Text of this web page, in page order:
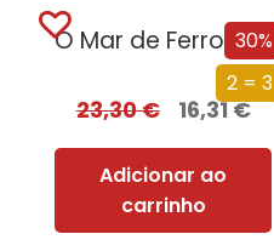
30%
2 = 3
O Mar de Ferro (Edição especial limitada)
23,30€ 16,31€
Adicionar ao
carrinho